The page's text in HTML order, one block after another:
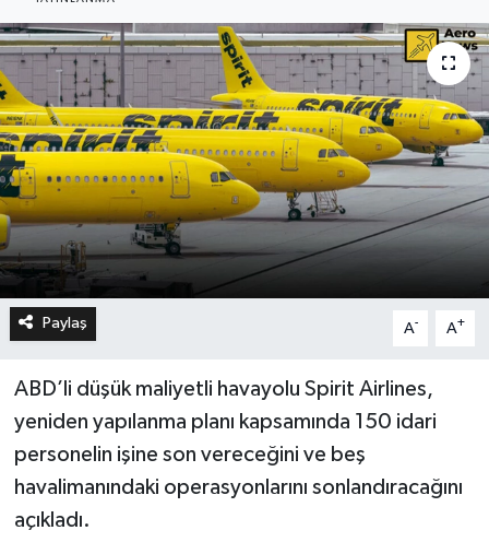
Paylaş A- A+
ABD’li düşük maliyetli havayolu Spirit Airlines,
yeniden yapılanma planı kapsamında 150 idari
personelin işine son vereceğini ve beş
havalimanındaki operasyonlarını sonlandıracağını
açıkladı.